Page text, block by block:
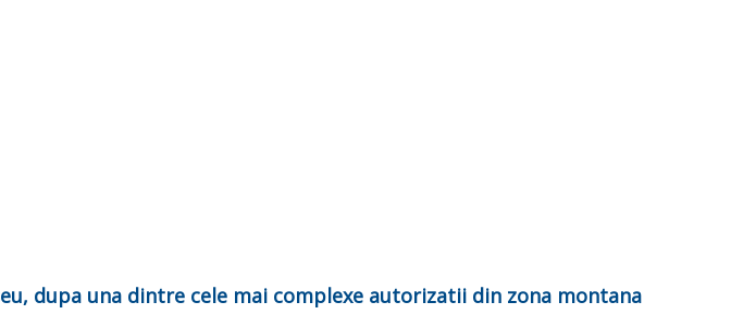
dupa una dintre cele mai complexe autorizatii din zona montana